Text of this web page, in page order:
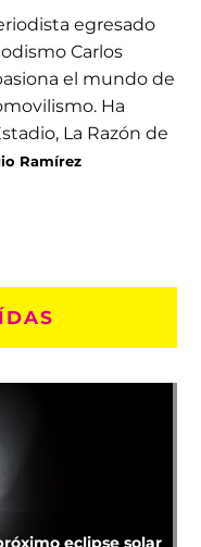
egresado
Carlos
el mundo de
Ha
La Razón de
Ramírez
eclipse solar